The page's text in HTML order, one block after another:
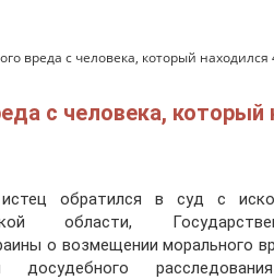
вреда с человека, который
с человека,
обратился в суд с
области,
о возмещении морального
досудебного